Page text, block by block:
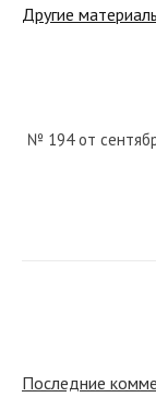
Другие
№ 194 от
№ 227 от ноября
Последние